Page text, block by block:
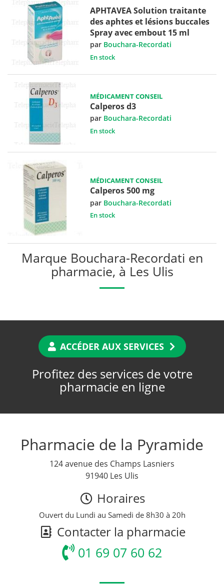
APHTAVEA Solution traitante
des aphtes et lésions buccales
Spray avec embout 15 ml
par Bouchara-Recordati
En stock
MÉDICAMENT CONSEIL
Calperos d3
par Bouchara-Recordati
En stock
MÉDICAMENT CONSEIL
Calperos 500 mg
par Bouchara-Recordati
En stock
Marque Bouchara-Recordati en
pharmacie, à Les Ulis
ACCÉDER AUX SERVICES
Profitez des services de votre
pharmacie en ligne
Pharmacie de la Pyramide
124 avenue des Champs Lasniers
91940 Les Ulis
Horaires
Ouvert du Lundi au Samedi de 8h30 à 20h
Contacter la pharmacie
01 69 07 60 62